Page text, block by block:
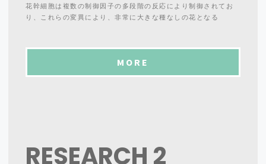
花幹細胞は複数の制御因子の多段階の反応により制御されてお
り、これらの変異により、非常に大きな種なしの花となる
MORE
RESEARCH 2